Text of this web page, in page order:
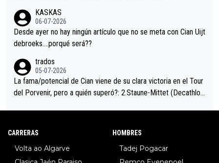
eta, a ver si por querer poner a Del Toro con calzador en posi
ción de podio UAE y Pojacar se van complicar el tour.
KASKAS
06-07-2026
Desde ayer no hay ningún artículo que no se meta con Cian Uijt
debroeks….porqué será??
trados
05-07-2026
La fama/potencial de Cian viene de su clara victoria en el Tour
del Porvenir, pero a quién superó?: 2.Staune-Mittet (Decathlon,
8.Lenny Martinez (Bahrein), 9. Van Belle (Visma), 10. Vacek (Li
CARRERAS
Volta ao Algarve
HOMBRES
Tadej Pogacar